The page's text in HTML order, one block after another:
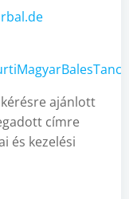
ajánlott
címre
és kezelési